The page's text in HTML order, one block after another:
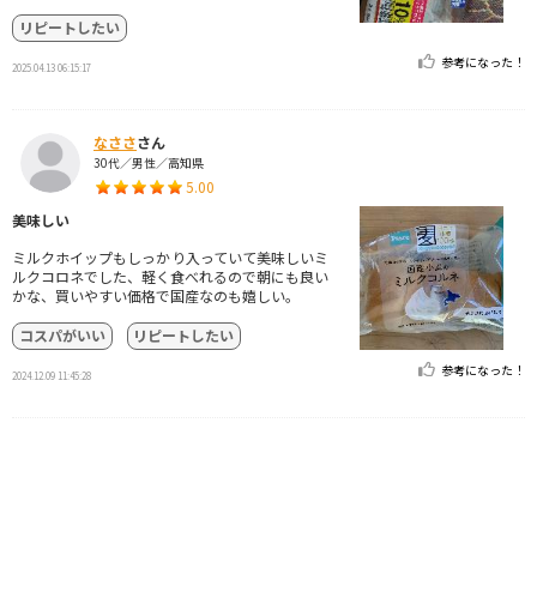
リピートしたい
2025.04.13 06:15:17 参考になった！
なさささん
30代／男性／高知県
5.00
美味しい
ミルクホイップもしっかり入っていて美味しいミ
ルクコロネでした、軽く食べれるので朝にも良い
かな、買いやすい価格で国産なのも嬉しい。
コスパがいい
リピートしたい
2024.12.09 11:45:28 参考になった！